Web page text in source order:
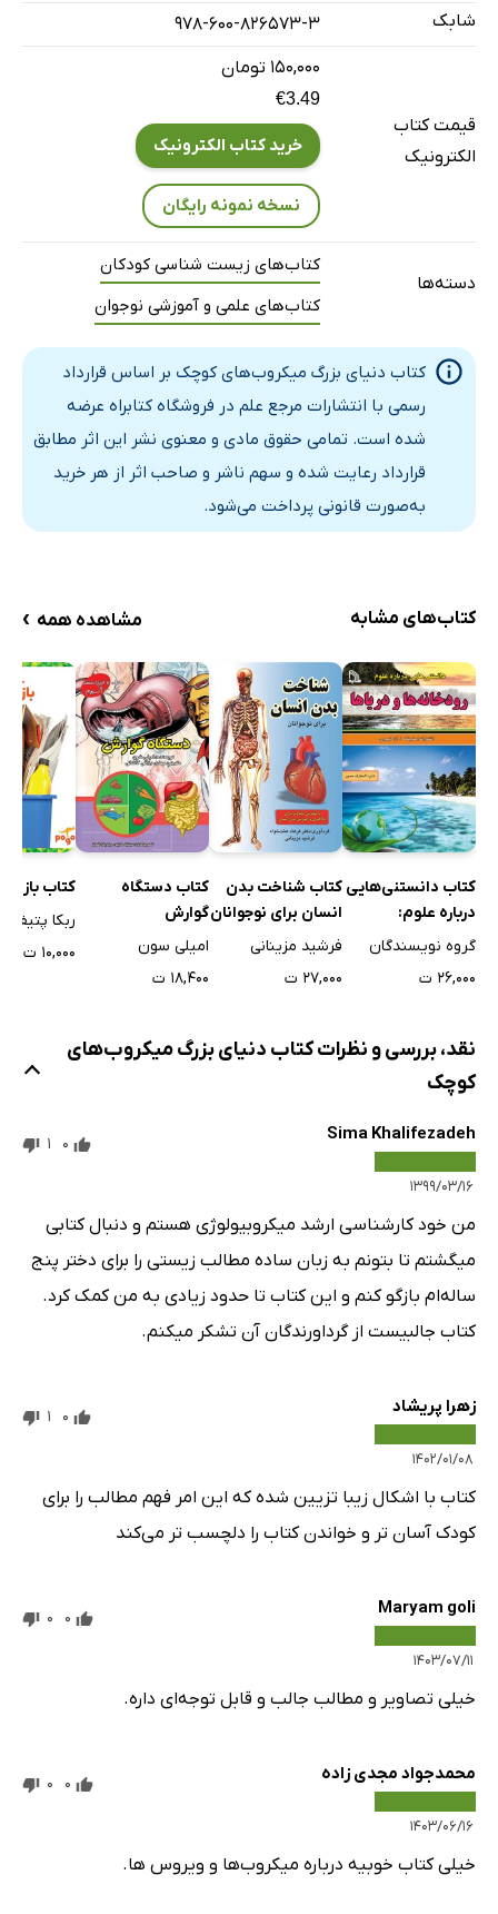
باکتری کارگزار
مبارزه با ویروس‌ها
حقه‌های مرگبار
کپک‌های بزرگ
آشپزی‌های کوچک
مورچه‌های زامبی!
جلبک چیست؟
پروتوزوئر چیست؟
آرکئا چیست؟
واژه‌نامه
شابک 978-600-826573-3
قیمت کتاب
الکترونیک
۱۵۰,۰۰۰ تومان
€3.49
خرید کتاب الکترونیک
نسخه نمونه رایگان
دسته‌ها
کتاب‌های زیست شناسی کودکان
کتاب‌های علمی و آموزشی نوجوان
کتاب دنیای بزرگ میکروب‌های کوچک بر اساس قرارداد
رسمی با انتشارات مرجع علم در فروشگاه کتابراه عرضه
شده است. تمامی حقوق مادی و معنوی نشر این اثر مطابق
قرارداد رعایت شده و سهم ناشر و صاحب اثر از هر خرید
به‌صورت قانونی پرداخت می‌شود.
کتاب‌های مشابه مشاهده همه ›
کتاب دانستنی‌هایی
درباره علوم:
رودخانه‌ها و دریاها
گروه نویسندگان
۲۶,۰۰۰ ت
کتاب شناخت بدن
انسان برای نوجوانان
فرشید مزینانی
۲۷,۰۰۰ ت
کتاب دستگاه
گوارش
امیلی سون
۱۸,۴۰۰ ت
کتاب
ربکا پتیفورد
۱۰,۰۰۰ ت
نقد، بررسی و نظرات کتاب دنیای بزرگ میکروب‌های
کوچک
Sima Khalifezadeh
۱۳۹۹/۰۳/۱۶
0
1
من خود کارشناسی ارشد میکروبیولوژی هستم و دنبال کتابی
میگشتم تا بتونم به زبان ساده مطالب زیستی را برای دختر پنج
ساله‌ام بازگو کنم و این کتاب تا حدود زیادی به من کمک کرد.
کتاب جالبیست از گرداورندگان آن تشکر میکنم.
زهرا پریشاد
۱۴۰۲/۰۱/۰۸
0
1
کتاب با اشکال زیبا تزیین شده که این امر فهم مطالب را برای
کودک آسان تر و خواندن کتاب را دلچسب تر می‌کند
Maryam goli
۱۴۰۳/۰۷/۱۱
0
0
خیلی تصاویر و مطالب جالب و قابل توجه‌ای داره.
محمدجواد مجدی زاده
۱۴۰۳/۰۶/۱۶
0
0
خیلی کتاب خوبیه درباره میکروب‌ها و ویروس ها.